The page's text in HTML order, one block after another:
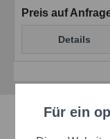
Preis auf
Details
Funktionale
Für ein